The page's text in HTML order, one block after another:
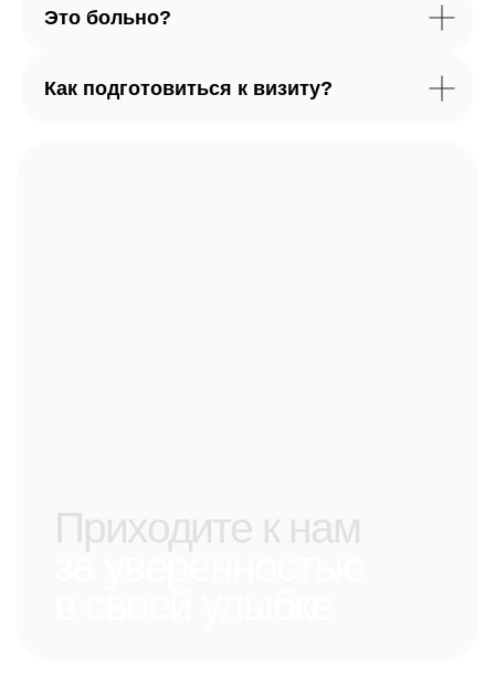
Это больно?
Как подготовиться к визиту?